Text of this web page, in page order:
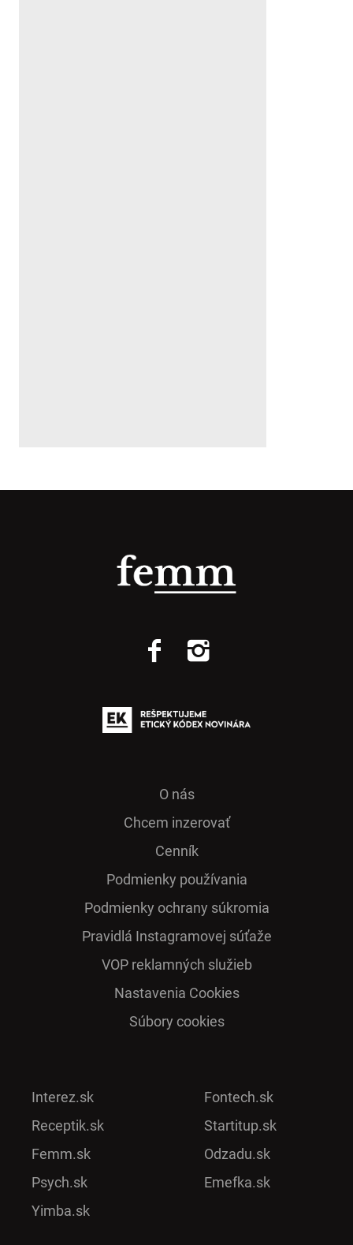
O nás
Chcem inzerovať
Cenník
Podmienky používania
Podmienky ochrany súkromia
Pra­vidlá Ins­ta­gra­mo­vej sú­ťaže
VOP reklamných služieb
Nastavenia Cookies
Súbory cookies
Interez.sk
Receptik.sk
Femm.sk
Psych.sk
Yimba.sk
Fontech.sk
Startitup.sk
Odzadu.sk
Emefka.sk